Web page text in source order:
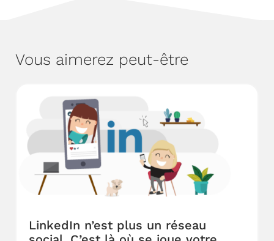
Vous aimerez peut-être
LinkedIn n’est plus un réseau